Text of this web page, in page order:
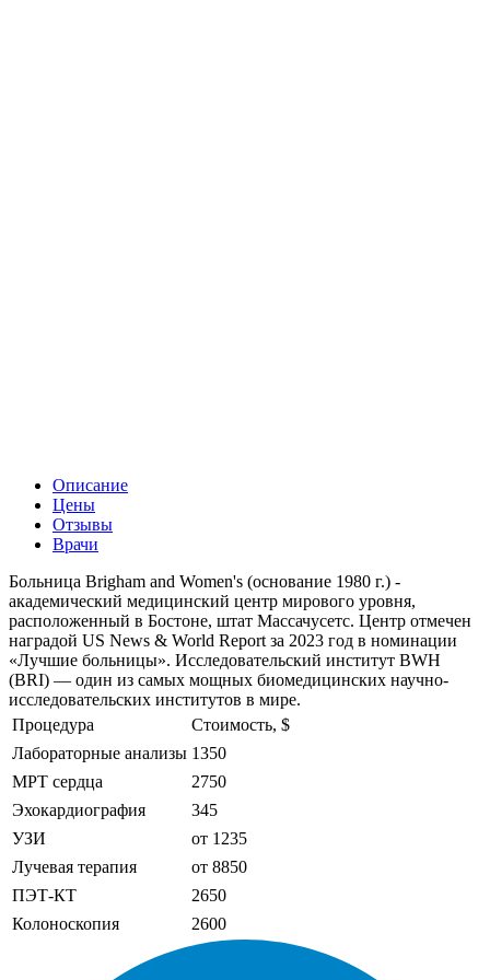
Описание
Цены
Отзывы
Врачи
Больница Brigham and Women's (основание 1980 г.) -
академический медицинский центр мирового уровня,
расположенный в Бостоне, штат Массачусетс. Центр отмечен
наградой US News & World Report за 2023 год в номинации
«Лучшие больницы». Исследовательский институт BWH
(BRI) — один из самых мощных биомедицинских научно-
исследовательских институтов в мире.
Процедура
Стоимость, $
Лабораторные анализы 1350
МРТ сердца
2750
Эхокардиография
345
УЗИ
от 1235
Лучевая терапия
от 8850
ПЭТ-КТ
2650
Колоноскопия
2600